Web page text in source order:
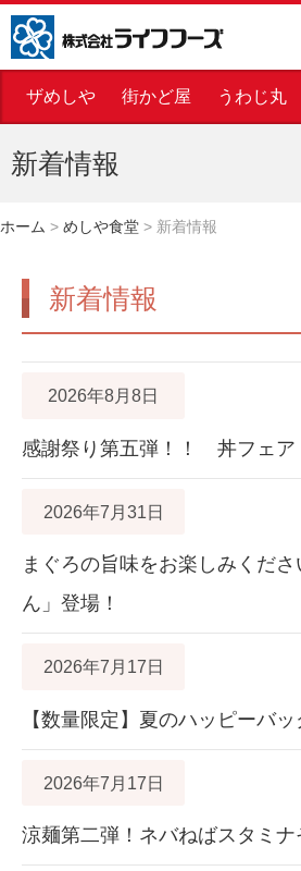
株式会社ライフフーズ
ザめしや 街かど屋 うわじ丸
新着情報
ホーム > めしや食堂 > 新着情報
新着情報
2026年8月8日
感謝祭り第五弾！！ 丼フェア
2026年7月31日
まぐろの旨味をお楽しみくだ
ん」登場！
2026年7月17日
【数量限定】夏のハッピーバッ
2026年7月17日
涼麺第二弾！ネバねばスタミナ